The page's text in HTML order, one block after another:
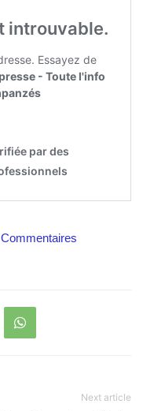
Commentaires
Next article